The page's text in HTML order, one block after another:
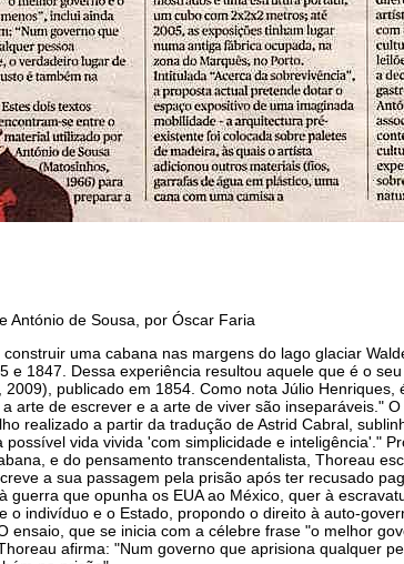
António de Sousa, por Óscar Faria
uma cabana nas margens do lago glaciar
e 1847. Dessa experiência resultou aquele que é o
publicado em 1854. Como nota Júlio Henriques,
arte de escrever e a arte de viver são inseparáveis."
realizado a partir da tradução de Astrid Cabral,
vida vivida 'com simplicidade e inteligência'."
e do pensamento transcendentalista, Thoreau
a sua passagem pela prisão após ter recusado
guerra que opunha os EUA ao México, quer à
o indivíduo e o Estado, propondo o direito à auto-
ensaio, que se inicia com a célebre frase "o melhor
afirma: "Num governo que aprisiona qualquer